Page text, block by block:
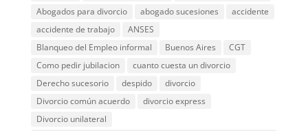
Abogados para divorcio
abogado sucesiones
accidente
accidente de trabajo
ANSES
Blanqueo del Empleo informal
Buenos Aires
CGT
Como pedir jubilacion
cuanto cuesta un divorcio
Derecho sucesorio
despido
divorcio
Divorcio común acuerdo
divorcio express
Divorcio unilateral